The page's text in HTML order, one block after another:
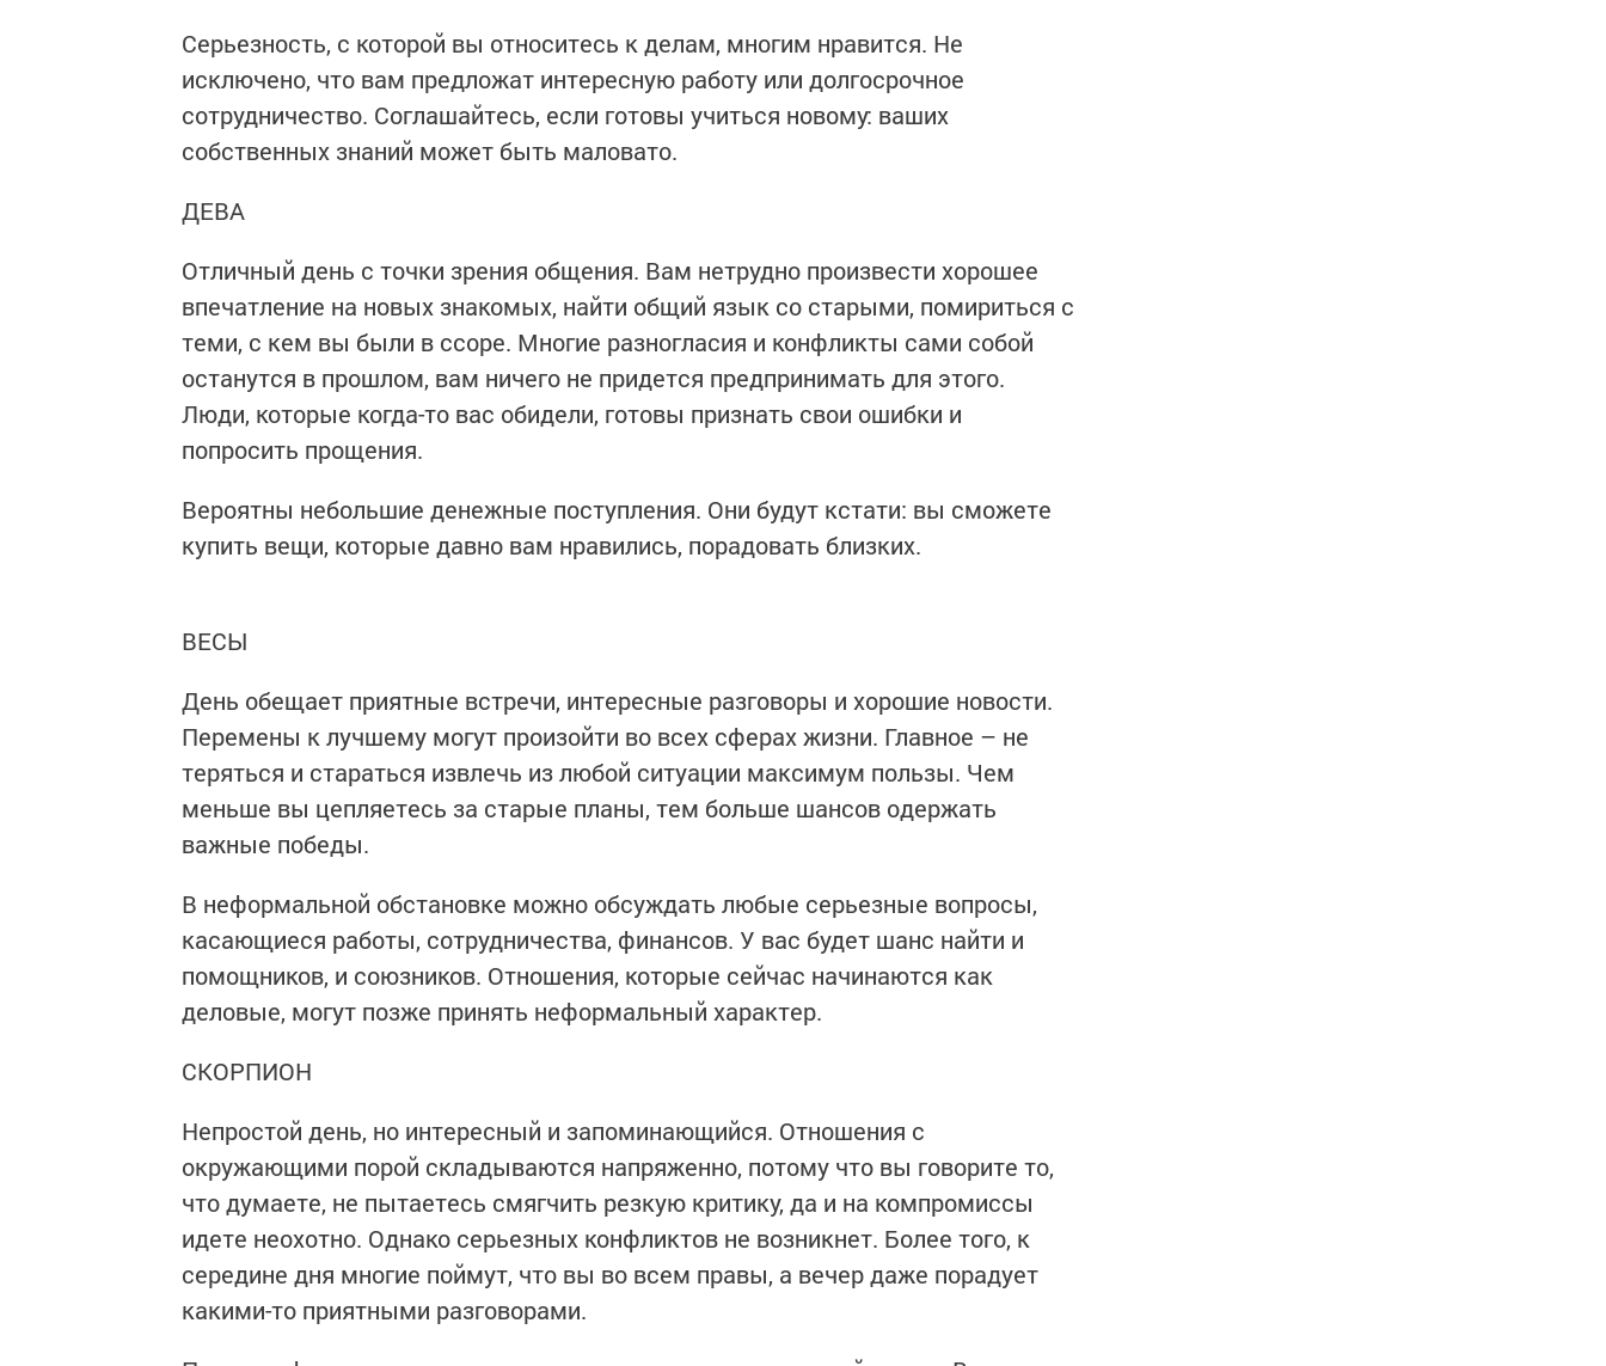
Серьезность, с которой вы относитесь к делам, многим нравится. Не
исключено, что вам предложат интересную работу или долгосрочное
сотрудничество. Соглашайтесь, если готовы учиться новому: ваших
собственных знаний может быть маловато.
ДЕВА
Отличный день с точки зрения общения. Вам нетрудно произвести хорошее
впечатление на новых знакомых, найти общий язык со старыми, помириться с
теми, с кем вы были в ссоре. Многие разногласия и конфликты сами собой
останутся в прошлом, вам ничего не придется предпринимать для этого.
Люди, которые когда-то вас обидели, готовы признать свои ошибки и
попросить прощения.
Вероятны небольшие денежные поступления. Они будут кстати: вы сможете
купить вещи, которые давно вам нравились, порадовать близких.
ВЕСЫ
День обещает приятные встречи, интересные разговоры и хорошие новости.
Перемены к лучшему могут произойти во всех сферах жизни. Главное – не
теряться и стараться извлечь из любой ситуации максимум пользы. Чем
меньше вы цепляетесь за старые планы, тем больше шансов одержать
важные победы.
В неформальной обстановке можно обсуждать любые серьезные вопросы,
касающиеся работы, сотрудничества, финансов. У вас будет шанс найти и
помощников, и союзников. Отношения, которые сейчас начинаются как
деловые, могут позже принять неформальный характер.
СКОРПИОН
Непростой день, но интересный и запоминающийся. Отношения с
окружающими порой складываются напряженно, потому что вы говорите то,
что думаете, не пытаетесь смягчить резкую критику, да и на компромиссы
идете неохотно. Однако серьезных конфликтов не возникнет. Более того, к
середине дня многие поймут, что вы во всем правы, а вечер даже порадует
какими-то приятными разговорами.